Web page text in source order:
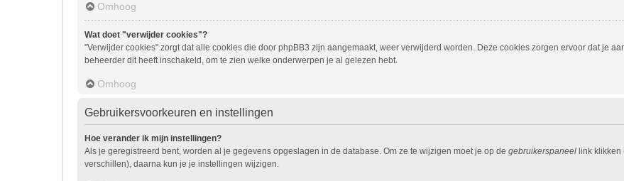
Omhoog
Wat doet "verwijder cookies"?
"Verwijder cookies" zorgt dat alle cookies die door phpBB3 zijn aangemaakt, weer verwijderd worden. Deze cookies zorgen ervoor dat je
beheerder dit heeft inschakeld, om te zien welke onderwerpen je al gelezen hebt.
Omhoog
Gebruikersvoorkeuren en instellingen
Hoe verander ik mijn instellingen?
Als je geregistreerd bent, worden al je gegevens opgeslagen in de database. Om ze te wijzigen moet je op de gebruikerspaneel link
verschillen), daarna kun je je instellingen wijzigen.